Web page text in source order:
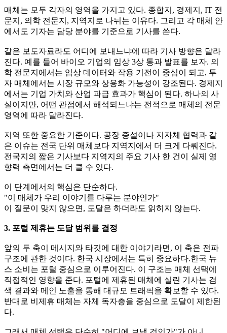
매체는 모두 각자의 영역을 가지고 있다. 종합지, 경제지, IT 전
문지, 의학 전문지, 지역지로 나뉘는 이유다. 그리고 각 매체 안
에서도 기자는 담당 분야를 기준으로 기사를 쓴다.
같은 보도자료라도 어디에 보내느냐에 따라 기사 방향은 달라
진다. 예를 들어 바이오 기업의 임상 3상 통과 발표를 보자. 의
학 전문지에서는 임상 데이터와 작용 기전이 중심이 되고, 투
자 매체에서는 시장 규모와 상용화 가능성이 강조된다. 경제지
에서는 기업 가치와 산업 파급 효과가 핵심이 된다. 하나의 사
실이지만, 어떤 관점에서 해석되느냐는 전적으로 매체의 전문
영역에 따라 달라진다.
지역 또한 중요한 기준이다. 공장 증설이나 지자체 협력과 같
은 이슈는 전국 단위 매체보다 지역지에서 더 크게 다뤄진다.
전국지의 짧은 기사보다 지역지의 주요 기사 한 건이 실제 영
향력 측면에서는 더 클 수 있다.
이 단계에서의 핵심은 단순하다.
"이 매체가 우리 이야기를 다루는 분야인가"
이 질문이 맞지 않으면, 도달은 하더라도 읽히지 않는다.
3. 포털 제휴는 도달 범위를 결정
앞의 두 축이 메시지와 타깃에 대한 이야기라면, 이 축은 전파
구조에 관한 것이다. 한국 시장에서는 특히 중요하다.한국 뉴
스 소비는 포털 중심으로 이루어진다. 이 구조는 매체 선택에
직접적인 영향을 준다. 포털에 제휴된 매체에 실린 기사는 검
색 결과와 메인 노출을 통해 대규모 트래픽을 확보할 수 있다.
반대로 비제휴 매체는 자체 독자층을 중심으로 도달이 제한된
다.